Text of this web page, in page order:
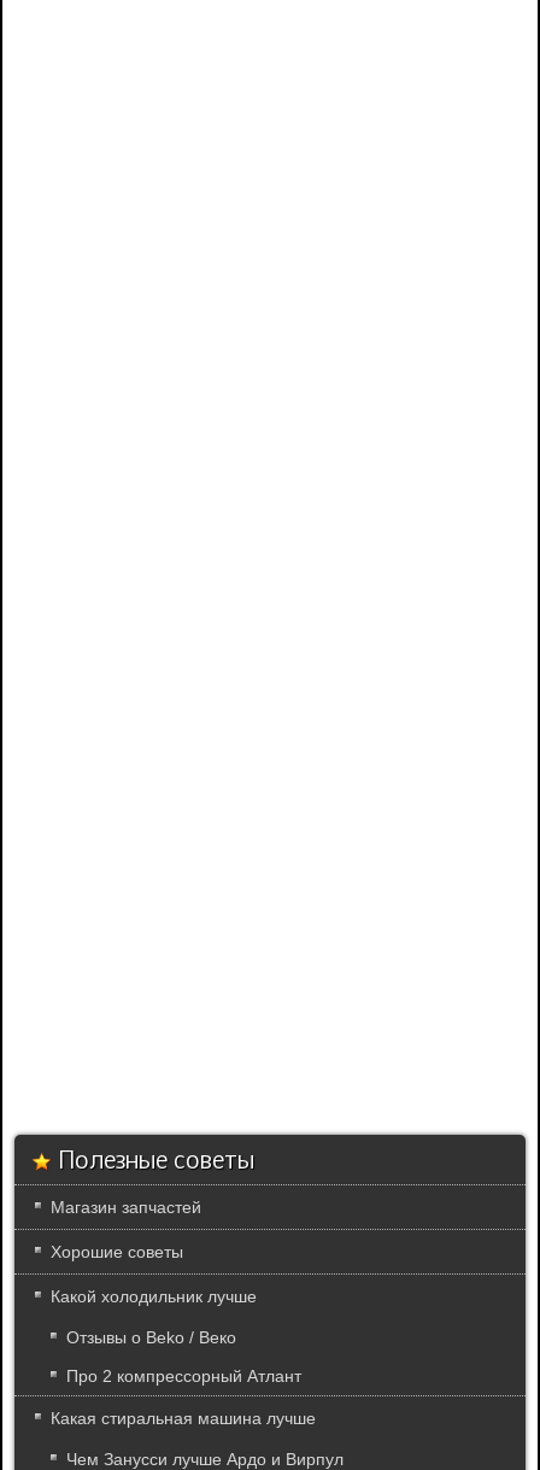
Полезные советы
Магазин запчастей
Хорошие советы
Какой холодильник лучше
Отзывы о Beko / Веко
Про 2 компрессорный Атлант
Какая стиральная машина лучше
Чем Занусси лучше Ардо и Вирпул